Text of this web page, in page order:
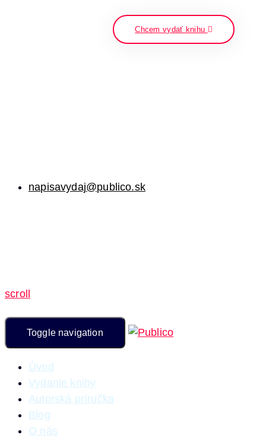
Chcem vydať knihu
napisavydaj@publico.sk
scroll
Toggle navigation
Úvod
Vydanie knihy
Autorská príručka
Blog
O nás